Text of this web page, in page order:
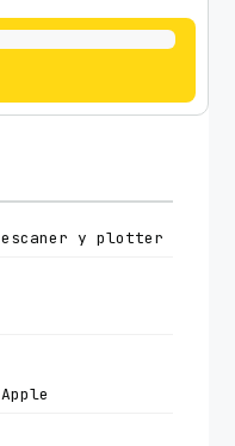
y plotter